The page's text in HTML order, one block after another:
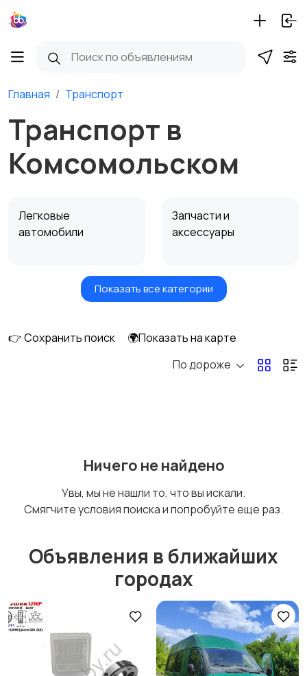
Главная Транспорт
Транспорт в
Комсомольском
Легковые
автомобили
Запчасти и
аксессуары
Водный транспорт Автобусы и грузовики
Спецтехника
колесах
транспорт
Показать все категории
👉 Сохранить поиск
🌍Показать на карте
По дороже
Ничего не найдено
Увы, мы не нашли то, что вы искали.
Смягчите условия поиска и попробуйте еще раз.
Объявления в ближайших
городах